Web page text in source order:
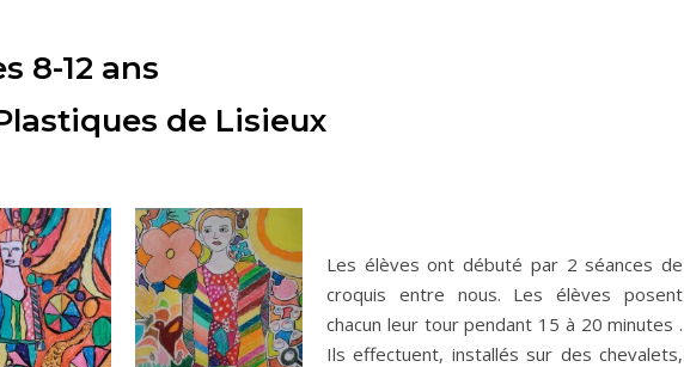
8-12 ans
de Lisieux
Les élèves ont débuté par 2 séances de
croquis entre nous. Les élèves posent
chacun leur tour pendant 15 à 20 minutes .
Ils effectuent, installés sur des chevalets,